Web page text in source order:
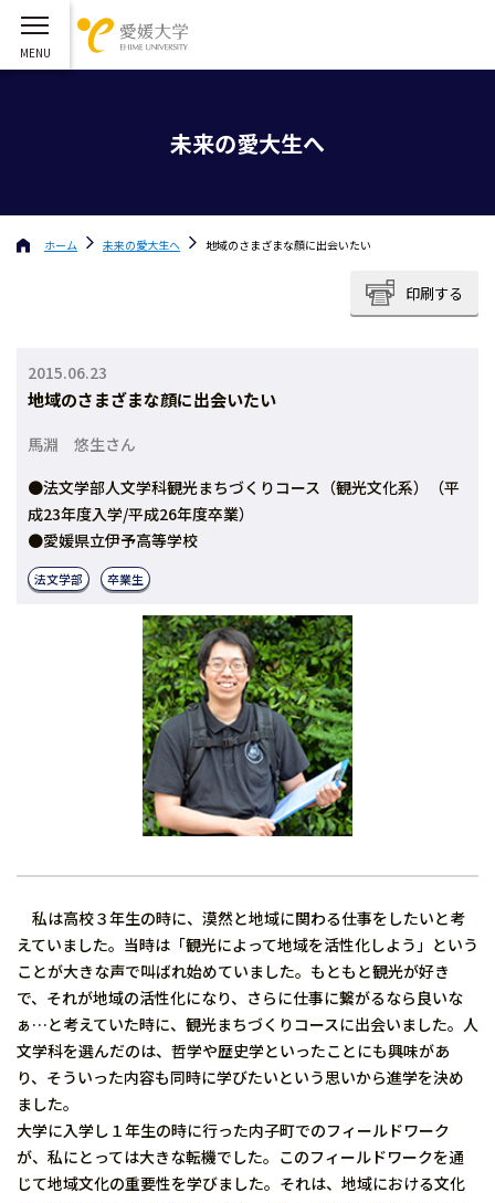
未来の愛大生へ
ホーム 未来の愛大生へ 地域のさまざまな顔に出会いたい
印刷する
2015.06.23
地域のさまざまな顔に出会いたい
馬淵 悠生さん
●法文学部人文学科観光まちづくりコース（観光文化系）（平
成23年度入学/平成26年度卒業）
●愛媛県立伊予高等学校
法文学部 卒業生
私は高校３年生の時に、漠然と地域に関わる仕事をしたいと考
えていました。当時は「観光によって地域を活性化しよう」という
ことが大きな声で叫ばれ始めていました。もともと観光が好き
で、それが地域の活性化になり、さらに仕事に繋がるなら良いな
ぁ…と考えていた時に、観光まちづくりコースに出会いました。人
文学科を選んだのは、哲学や歴史学といったことにも興味があ
り、そういった内容も同時に学びたいという思いから進学を決め
ました。
大学に入学し１年生の時に行った内子町でのフィールドワーク
が、私にとっては大きな転機でした。このフィールドワークを通
じて地域文化の重要性を学びました。それは、地域における文化